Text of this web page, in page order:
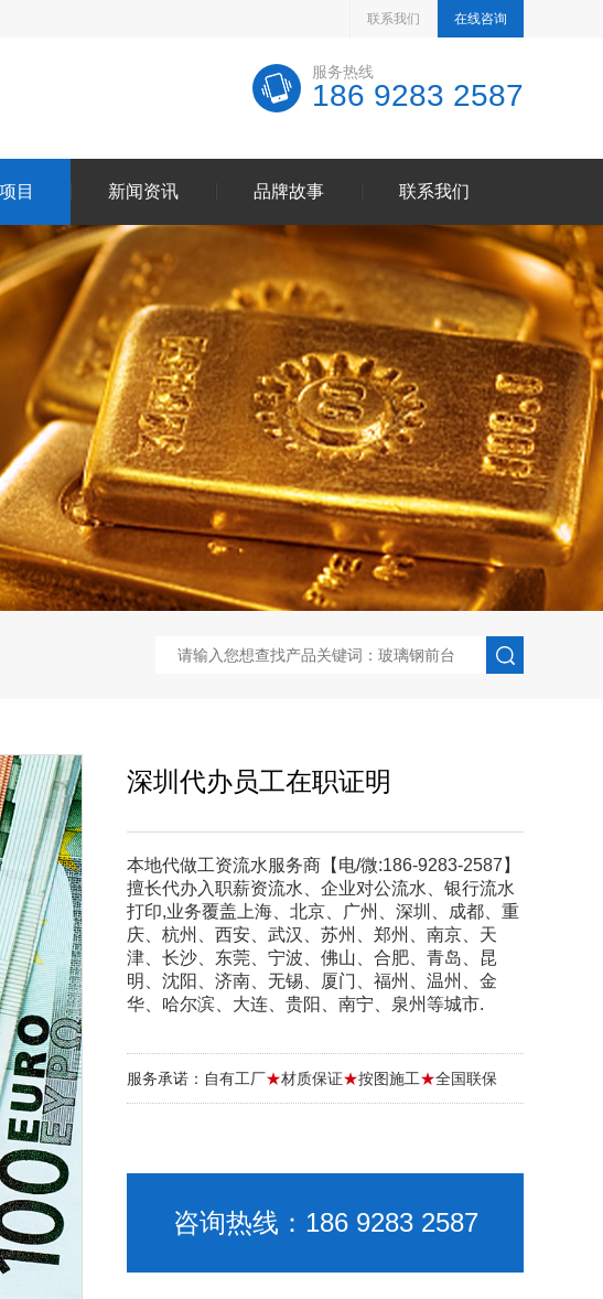
联系我们 在线咨询
服务热线
186 9283 2587
目 新闻资讯 品牌故事 联系我们
深圳代办员工在职证明
本地代做工资流水服务商【电/微:186-9283-2587】
擅长代办入职薪资流水、企业对公流水、银行流水
打印,业务覆盖上海、北京、广州、深圳、成都、重
庆、杭州、西安、武汉、苏州、郑州、南京、天
津、长沙、东莞、宁波、佛山、合肥、青岛、昆
明、沈阳、济南、无锡、厦门、福州、温州、金
华、哈尔滨、大连、贵阳、南宁、泉州等城市.
服务承诺：自有工厂★材质保证★按图施工★全国联保
咨询热线：186 9283 2587